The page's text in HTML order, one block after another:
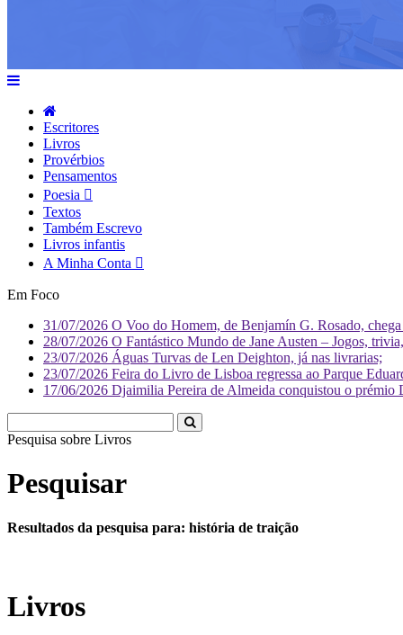
Escritores
Livros
Provérbios
Pensamentos
Poesia
Textos
Também Escrevo
Livros infantis
A Minha Conta
Em Foco
31/07/2026 O Voo do Homem, de Benjamín G. Rosado,
28/07/2026 O Fantástico Mundo de Jane Austen – Jogos,
23/07/2026 Águas Turvas de Len Deighton, já nas livrarias;
23/07/2026 Feira do Livro de Lisboa regressa ao Parque
17/06/2026 Djaimilia Pereira de Almeida conquistou o
Pesquisa sobre Liv
Pesquisar
Resultados da pesquisa para: história de traição
Livros